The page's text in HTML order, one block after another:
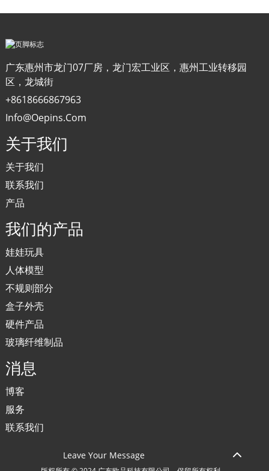
广东惠州市龙门07厂房，龙门宏工业区，惠州工业转移园
区，龙城街
+8618666867963
Info@oepins.com
关于我们
关于我们
联系我们
产品
我们的产品
娃娃玩具
人体模型
不规则部分
盒子外壳
硬件产品
玻璃纤维制品
消息
博客
服务
联系我们
Leave Your Message